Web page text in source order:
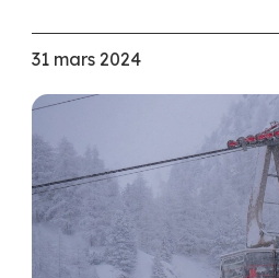
31 mars 2024